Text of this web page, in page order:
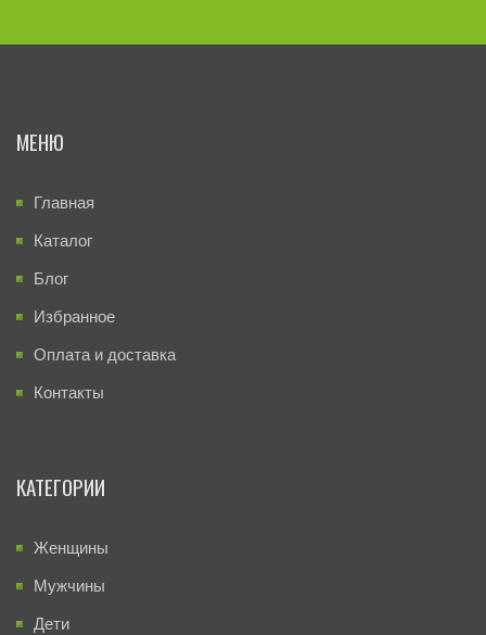
МЕНЮ
Главная
Каталог
Блог
Избранное
Оплата и доставка
Контакты
КАТЕГОРИИ
Женщины
Мужчины
Дети